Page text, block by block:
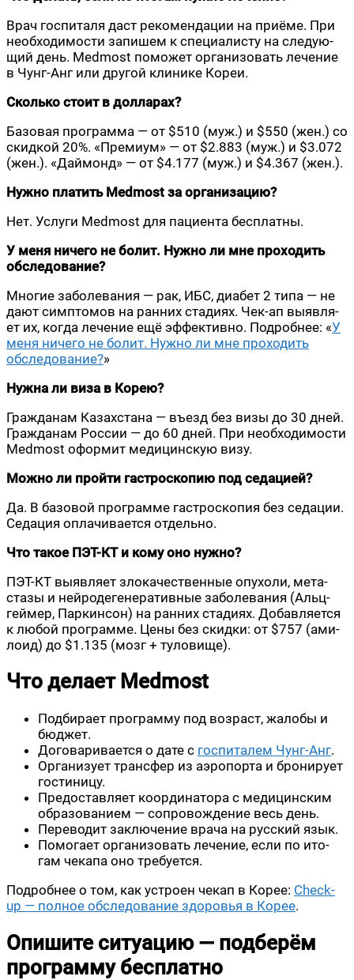
Врач гос­пи­та­ля даст реко­мен­да­ции на при­ё­ме. При
необ­хо­ди­мо­сти запи­шем к спе­ци­а­ли­сту на сле­ду­ю­
щий день. Medmost помо­жет орга­ни­зо­вать лече­ние
в Чунг-Анг или дру­гой кли­ни­ке Кореи.
Сколь­ко сто­ит в дол­ла­рах?
Базо­вая про­грам­ма — от $510 (муж.) и $550 (жен.) со
скид­кой 20%. «Пре­ми­ум» — от $2.883 (муж.) и $3.072
(жен.). «Дай­монд» — от $4.177 (муж.) и $4.367 (жен.).
Нуж­но пла­тить Medmost за орга­ни­за­цию?
Нет. Услу­ги Medmost для паци­ен­та бесплатны.
У меня ниче­го не болит. Нуж­но ли мне про­хо­дить
обсле­до­ва­ние?
Мно­гие забо­ле­ва­ния — рак, ИБС, диа­бет 2 типа — не
дают симп­то­мов на ран­них ста­ди­ях. Чек-ап выяв­ля­
ет их, когда лече­ние ещё эффек­тив­но. Подроб­нее: «У
меня ниче­го не болит. Нуж­но ли мне про­хо­дить
обсле­до­ва­ние?»
Нуж­на ли виза в Корею?
Граж­да­нам Казах­ста­на — въезд без визы до 30 дней.
Граж­да­нам Рос­сии — до 60 дней. При необ­хо­ди­мо­сти
Medmost офор­мит меди­цин­скую визу.
Мож­но ли прой­ти гастро­ско­пию под седа­ци­ей?
Да. В базо­вой про­грам­ме гастро­ско­пия без седа­ции.
Седа­ция опла­чи­ва­ет­ся отдельно.
Что такое ПЭТ-КТ и кому оно нуж­но?
ПЭТ-КТ выяв­ля­ет зло­ка­че­ствен­ные опу­хо­ли, мета­
ста­зы и ней­ро­де­ге­не­ра­тив­ные забо­ле­ва­ния (Альц­
гей­мер, Пар­кин­сон) на ран­них ста­ди­ях. Добав­ля­ет­ся
к любой про­грам­ме. Цены без скид­ки: от $757 (ами­
ло­ид) до $1.135 (мозг + туловище).
Что делает Medmost
Под­би­ра­ет про­грам­му под воз­раст, жало­бы и
бюджет.
Дого­ва­ри­ва­ет­ся о дате с гос­пи­та­лем Чунг-Анг.
Орга­ни­зу­ет транс­фер из аэро­пор­та и бро­ни­ру­ет
гостиницу.
Предо­став­ля­ет коор­ди­на­то­ра с меди­цин­ским
обра­зо­ва­ни­ем — сопро­вож­де­ние весь день.
Пере­во­дит заклю­че­ние вра­ча на рус­ский язык.
Помо­га­ет орга­ни­зо­вать лече­ние, если по ито­
гам чека­па оно требуется.
Подроб­нее о том, как устро­ен чекап в Корее: Check-
up — пол­ное обсле­до­ва­ние здо­ро­вья в Корее.
Опишите ситуацию — подберём
программу бесплатно